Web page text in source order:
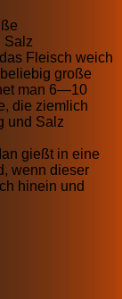
Salz
Fleisch weich
große
man 6—10
die ziemlich
und Salz
gießt in eine
wenn dieser
hinein und